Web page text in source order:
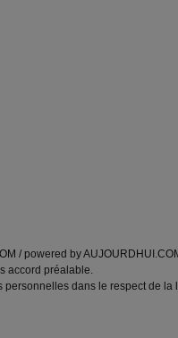
/ powered by
accord préalable.
dans le respect de